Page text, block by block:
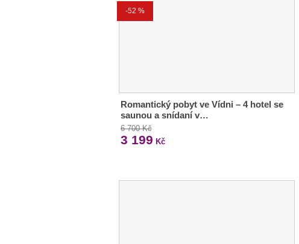
-52 %
Romantický pobyt ve Vídni – 4 hotel se
saunou a snídaní v…
6 700 Kč
3 199 Kč